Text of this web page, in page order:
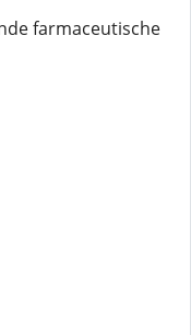
farmaceutische